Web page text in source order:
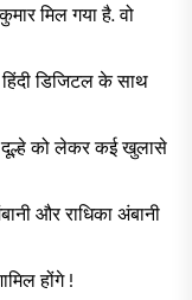
मिल गया है. वो
हिंदी डिजिटल के साथ
दूल्हे को लेकर कई खुलासे
और राधिका अंबानी
होंगे !